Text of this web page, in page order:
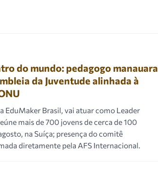
do mundo: pedagogo manauara
da Juventude alinhada à
EduMaker Brasil, vai atuar como Leader
mais de 700 jovens de cerca de 100
na Suíça; presença do comitê
diretamente pela AFS Internacional.